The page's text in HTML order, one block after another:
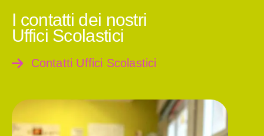
I contatti dei nostri
Uffici Scolastici
Contatti Uffici Scolastici